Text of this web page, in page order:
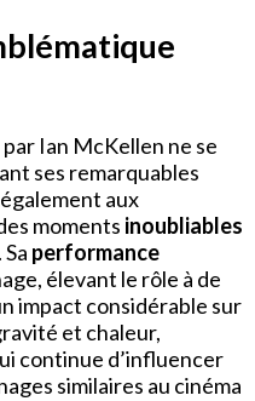
Ian McKellen ne se
ses remarquables
aux
moments inoubliables
performance
élevant le rôle à de
impact considérable sur
et chaleur,
continue d’influencer
similaires au cinéma